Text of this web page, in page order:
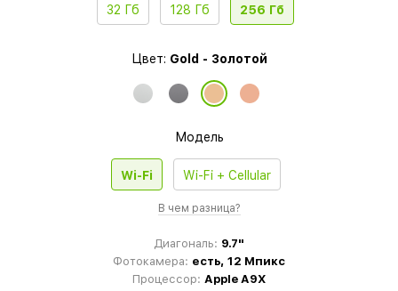
32 Гб 128 Гб 256 Гб
Цвет: Gold - Золотой
Модель
Wi-Fi Wi-Fi + Cellular
В чем разница?
Диагональ: 9.7"
Фотокамера: есть, 12 Мпикс
Процессор: Apple A9X